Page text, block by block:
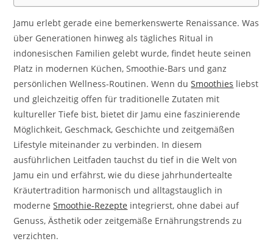
Jamu erlebt gerade eine bemerkenswerte Renaissance. Was
über Generationen hinweg als tägliches Ritual in
indonesischen Familien gelebt wurde, findet heute seinen
Platz in modernen Küchen, Smoothie-Bars und ganz
persönlichen Wellness-Routinen. Wenn duSmoothies liebst
und gleichzeitig offen für traditionelle Zutaten mit
kultureller Tiefe bist, bietet dir Jamu eine faszinierende
Möglichkeit, Geschmack, Geschichte und zeitgemäßen
Lifestyle miteinander zu verbinden. In diesem
ausführlichen Leitfaden tauchst du tief in die Welt von
Jamu ein und erfährst, wie du diese jahrhundertealte
Kräutertradition harmonisch und alltagstauglich in
moderneSmoothie-Rezepte integrierst, ohne dabei auf
Genuss, Ästhetik oder zeitgemäße Ernährungstrends zu
verzichten.